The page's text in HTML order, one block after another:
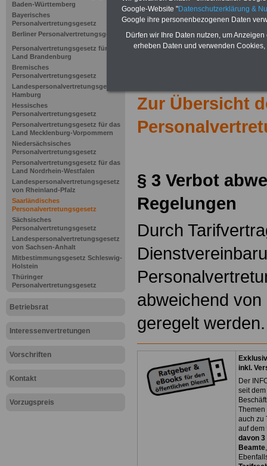
Baden-Württemberg
Bayerisches
Personalvertretungsgesetz
Berliner Personalvertretungsgesetz
Personalvertretungsgesetz für das
Land Brandenburg
Bremisches
Personalvertretungsgesetz
Landespersonalvertretungsgesetz
Hamburg
Hessisches
Personalvertretungsgesetz
Personalvertretungsgesetz für das
Land Mecklenburg-Vorpommern
Niedersächsisches
Personalvertretungsgesetz
Personalvertretungsgesetz für das
Land Nordrhein-Westfalen
Landespersonalvertretungsgesetz
von Rheinland-Pfalz
Saarländisches
Personalvertretungsgesetz
Sächsisches
Personalvertretungsgesetz
Landespersonalvertretungsgesetz
von Sachsen-Anhalt
Mitbestimmungsgesetz Schleswig-
Holstein
Thüringer
Personalvertretungsgesetz
Betriebsrat
Interessenvertretungen
Vorschriften
Kontakt
Vorzugspreis
Zur Übersicht
§ 3 Verbot
Regelungen
Durch
abweichend
geregelt werden.
inkl.
Der
seit
Themen
auch zu
auf dem
davon 3
Beamte
Google-Website "Datenschutzerklärung &
Google ihre personenbezogenen Daten
Dürfen wir Ihre Daten nutzen, um
erheben Daten und verwenden